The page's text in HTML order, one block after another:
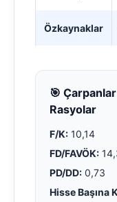
Özkaynaklar
🎯
Rasyolar
F/K: 10,14
FD/FAVÖK:
PD/DD: 0,73
Hisse Başına